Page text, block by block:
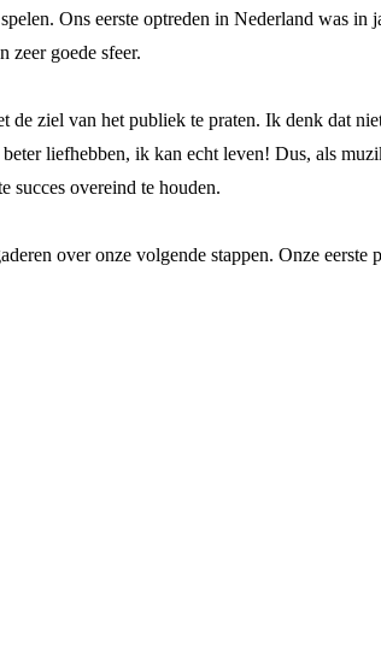
Ons eerste optreden in Nederland was
zeer goede sfeer.
de ziel van het publiek te praten. Ik denk dat
liefhebben, ik kan echt leven! Dus, als
succes overeind te houden.
over onze volgende stappen. Onze